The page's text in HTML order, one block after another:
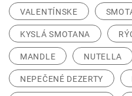
VALENTÍNSKE
KYSLÁ SMOTANA
MANDLE NUTELLA
NEPEČENÉ DEZERTY